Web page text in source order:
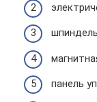
панель